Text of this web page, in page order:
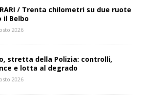
/ Trenta chilometri su due ruote
il Belbo
2026
stretta della Polizia: controlli,
e lotta al degrado
2026